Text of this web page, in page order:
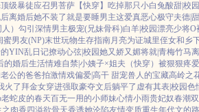
顶级暴徒应召男菩萨 【快穿】吃掉那只小白兔酸甜|校
离婚后她不装了就是要睡男主这爱真恶心极守夫德|
人）勾引深情男主极宠(兄妹骨科)白羊|校园漂亮少将O
蜜男友(NP)末世玩物生存指南月亮为证城里侄女和乡
YIN乱日记撩动心弦|校园她又娇又媚将就|青梅竹马
的婚后生活情难自禁|小姨子×姐夫 （快穿）被狠狠疼
公的爸爸拍激情戏偏爱|高干 甜宠兽人的宝藏高岭之
火了 拜金女穿进强取豪夺文后躺平了 虚有其表|校园色
老蛇皮的春天百无一用的小师妹心情小雨贵妃奴春潮
之肉香四溢欲骨天香诱她沦陷友情变质重生年代文的